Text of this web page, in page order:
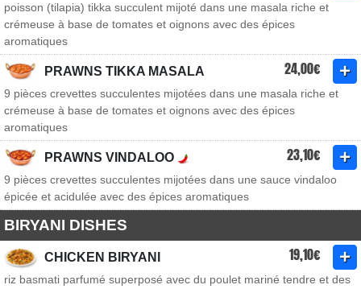
poisson (tilapia) tikka succulent mijoté dans une masala riche et
crémeuse à base de tomates et oignons avec des épices
aromatiques
PRAWNS TIKKA MASALA 24,00€
9 pièces crevettes succulentes mijotées dans une masala riche et
crémeuse à base de tomates et oignons avec des épices
aromatiques
PRAWNS VINDALOO 23,10€
9 pièces crevettes succulentes mijotées dans une sauce vindaloo
épicée et acidulée avec des épices aromatiques
BIRYANI DISHES
CHICKEN BIRYANI 19,10€
riz basmati parfumé superposé avec du poulet mariné tendre et des